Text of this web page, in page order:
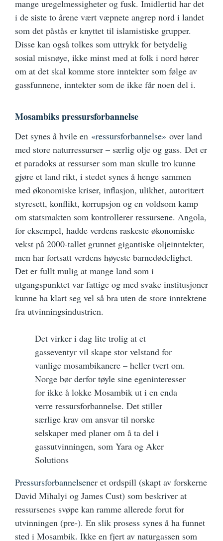
mange uregelmessigheter og fusk. Imidlertid har det
i de siste to årene vært væpnete angrep nord i landet
som det påstås er knyttet til islamistiske grupper.
Disse kan også tolkes som uttrykk for betydelig
sosial misnøye, ikke minst med at folk i nord hører
om at det skal komme store inntekter som følge av
gassfunnene, inntekter som de ikke får noen del i.
Mosambiks pressursforbannelse
Det synes å hvile en «ressursforbannelse» over land
med store naturressurser – særlig olje og gass. Det er
et paradoks at ressurser som man skulle tro kunne
gjøre et land rikt, i stedet synes å henge sammen
med økonomiske kriser, inflasjon, ulikhet, autoritært
styresett, konflikt, korrupsjon og en voldsom kamp
om statsmakten som kontrollerer ressursene. Angola,
for eksempel, hadde verdens raskeste økonomiske
vekst på 2000-tallet grunnet gigantiske oljeinntekter,
men har fortsatt verdens høyeste barnedødelighet.
Det er fullt mulig at mange land som i
utgangspunktet var fattige og med svake institusjoner
kunne ha klart seg vel så bra uten de store inntektene
fra utvinningsindustrien.
Det virker i dag lite trolig at et
gasseventyr vil skape stor velstand for
vanlige mosambikanere – heller tvert om.
Norge bør derfor tøyle sine egeninteresser
for ikke å lokke Mosambik ut i en enda
verre ressursforbannelse. Det stiller
særlige krav om ansvar til norske
selskaper med planer om å ta del i
gassutvinningen, som Yara og Aker
Solutions
Pressursforbannelsener et ordspill (skapt av forskerne
David Mihalyi og James Cust) som beskriver at
ressursenes svøpe kan ramme allerede forut for
utvinningen (pre-). En slik prosess synes å ha funnet
sted i Mosambik. Ikke en fjert av naturgassen som